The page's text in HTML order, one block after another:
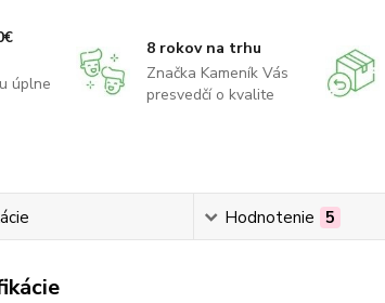
úplne
8 rokov na trhu
Značka Kameník Vás
presvedčí o kvalite
Hodnotenie 5